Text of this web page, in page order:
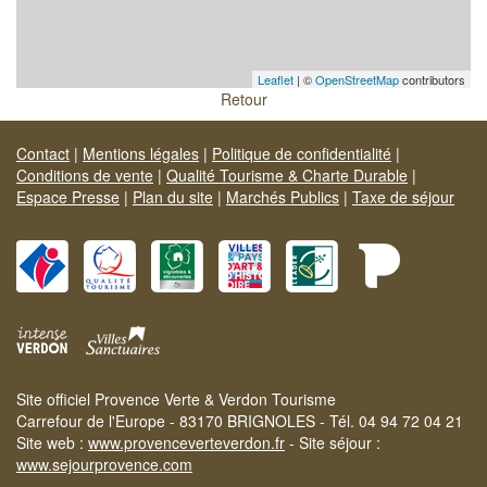
Leaflet | ©OpenStreetMapcontributors
Retour
Contact | Mentions légales | Politique de confidentialité |
Conditions de vente | Qualité Tourisme & Charte Durable |
Espace Presse | Plan du site | Marchés Publics | Taxe de séjour
Site officiel Provence Verte & Verdon Tourisme
Carrefour de l'Europe - 83170 BRIGNOLES - Tél. 04 94 72 04 21
Site web : www.provenceverteverdon.fr - Site séjour :
www.sejourprovence.com